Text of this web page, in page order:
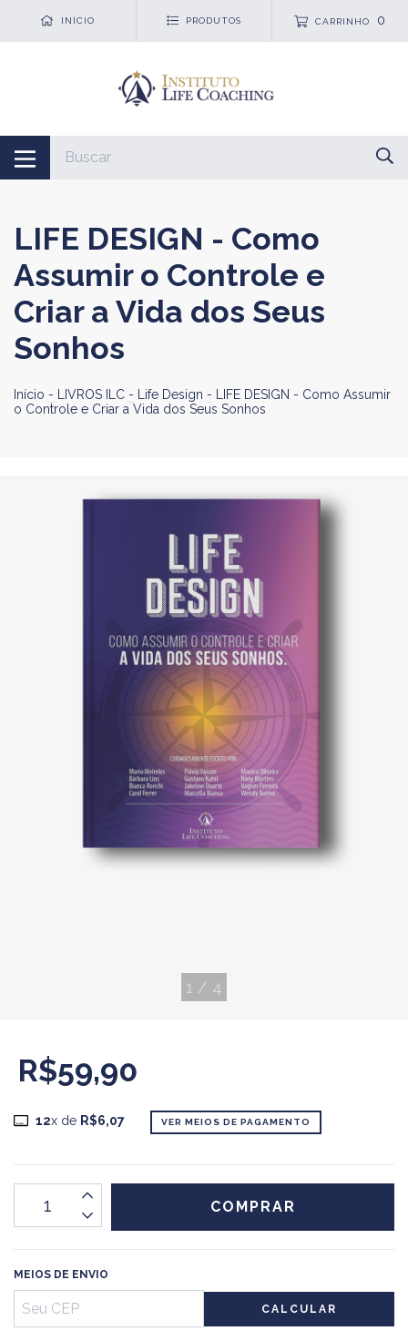
INÍCIO PRODUTOS CARRINHO 0
LIFE DESIGN - Como
Assumir o Controle e
Criar a Vida dos Seus
Sonhos
Início - LIVROS ILC - Life Design -
LIFE DESIGN - Como Assumir
o Controle e Criar a Vida dos Seus Sonhos
1 / 4
R$59,90
12x de R$6,07 VER MEIOS DE PAGAMENTO
MEIOS DE ENVIO
CALCULAR